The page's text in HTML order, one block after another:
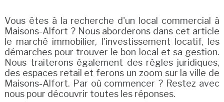
Vous êtes à la recherche d'un local commercial à
Maisons-Alfort ? Nous aborderons dans cet article
le marché immobilier, l'investissement locatif, les
démarches pour trouver le bon local et sa gestion.
Nous traiterons également des règles juridiques,
des espaces retail et ferons un zoom sur la ville de
Maisons-Alfort. Par où commencer ? Restez avec
nous pour découvrir toutes les réponses.